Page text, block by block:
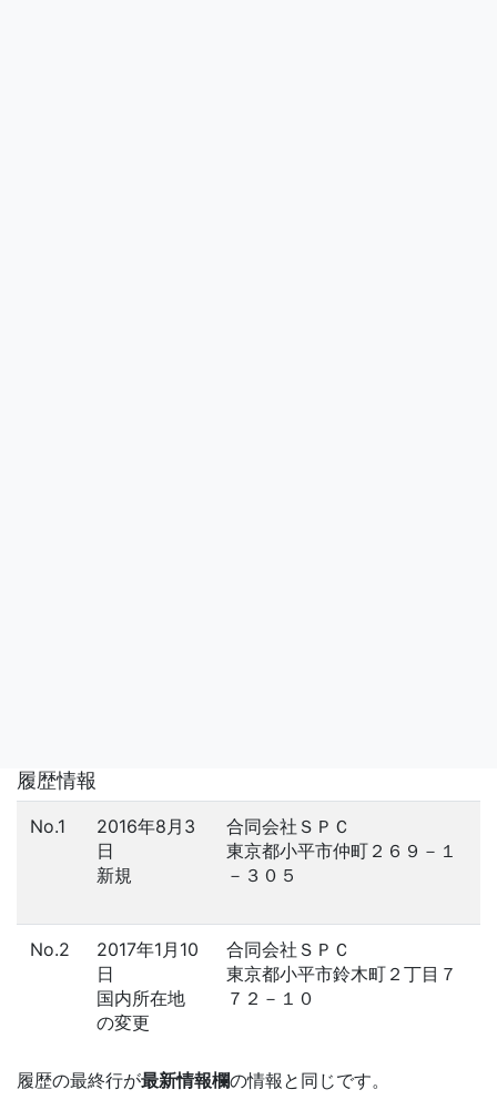
履歴情報
No.1
2016年8月3
日
新規
合同会社ＳＰＣ
東京都小平市仲町２６９－１
－３０５
No.2
2017年1月10
日
国内所在地
の変更
合同会社ＳＰＣ
東京都小平市鈴木町２丁目７
７２－１０
履歴の最終行が最新情報欄の情報と同じです。